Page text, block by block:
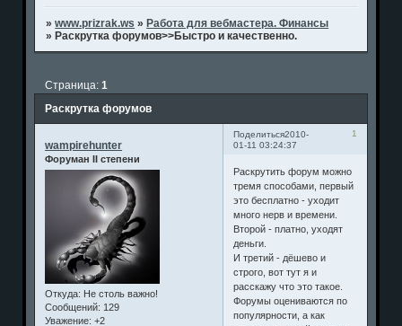
»www.prizrak.ws » Работа для вебмастера. Финансы
» Раскрутка форумов>>Быстро и качественно.
Раскрутка форумов
Страница:1
Поделиться 1
2010-
01-11 03:24:37
wampirehunter
Форуман II степени
Откуда: Не столь важно!
Сообщений: 129
Уважение: +2
Раскрутить форум можно
тремя способами, первый
это бесплатно - уходит
много нерв и времени.
Второй - платно, уходят
деньги.
И третий - дёшево и
строго, вот тут я и
расскажу что это такое.
Форумы оцениваются по
популярности, а как